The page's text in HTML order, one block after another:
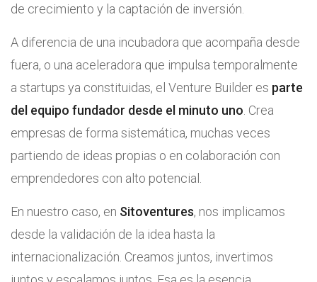
de crecimiento y la captación de inversión.
A diferencia de una incubadora que acompaña desde
fuera, o una aceleradora que impulsa temporalmente
a startups ya constituidas, el Venture Builder es parte
del equipo fundador desde el minuto uno . Crea
empresas de forma sistemática, muchas veces
partiendo de ideas propias o en colaboración con
emprendedores con alto potencial.
En nuestro caso, en Sitoventures, nos implicamos
desde la validación de la idea hasta la
internacionalización. Creamos juntos, invertimos